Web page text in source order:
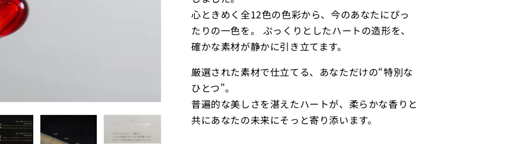
心ときめく全12色の色彩から、今のあなたにぴっ
たりの一色を。 ぷっくりとしたハートの造形を、
確かな素材が静かに引き立てます。
厳選された素材で仕立てる、あなただけの“特別な
ひとつ”。
普遍的な美しさを湛えたハートが、柔らかな香りと
共にあなたの未来にそっと寄り添います。